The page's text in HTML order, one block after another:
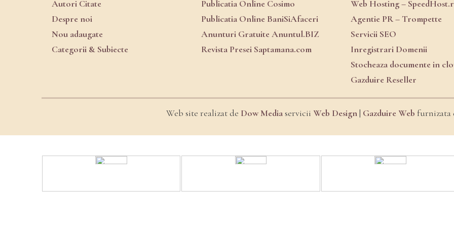
Autori Citate
Despre noi
Nou adaugate
Categorii & Subiecte
Publicatia Online Cosimo
Publicatia Online BaniSiAfaceri
Anunturi Gratuite Anuntul.BIZ
Revista Presei Saptamana.com
Web Hosting –
Agentie PR – Trompette
Servicii SEO
Inregistrari Domenii
Stocheaza documente in
Gazduire Reseller
Web site realizat de Dow Mediaservicii Web Design| Gazduire Web furnizata